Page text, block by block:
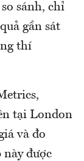
sánh, chỉ
gần sát
thí
tại London
và đo
này được